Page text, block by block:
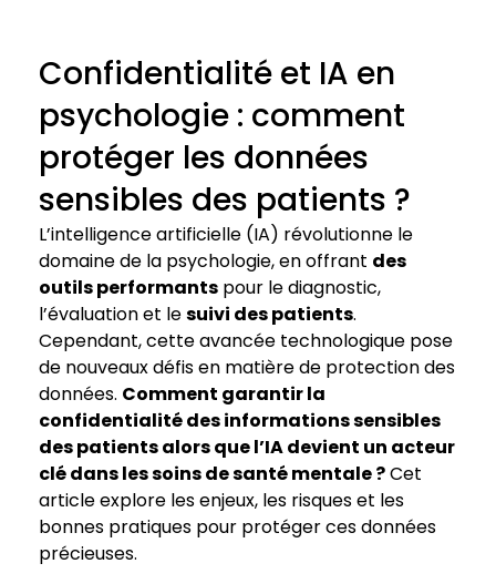
Confidentialité et IA en
psychologie : comment
protéger les données
sensibles des patients ?
L’intelligence artificielle (IA) révolutionne le
domaine de la psychologie, en offrant des
outils performants pour le diagnostic,
l’évaluation et lesuivi des patients.
Cependant, cette avancée technologique pose
de nouveaux défis en matière de protection des
données. Comment garantir la
confidentialité des informations sensibles
des patients alors que l’IA devient un acteur
clé dans les soins de santé mentale ?Cet
article explore les enjeux, les risques et les
bonnes pratiques pour protéger ces données
précieuses.